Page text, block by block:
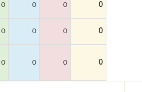
0 0 0 0
0 0 0 0
0 0 0 0